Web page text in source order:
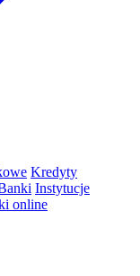
Kredyty
Instytucje
online